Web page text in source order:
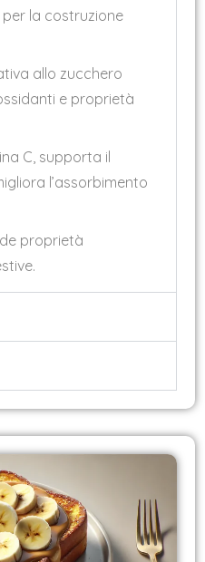
la costruzione
allo zucchero
e proprietà
C, supporta il
l’assorbimento
proprietà